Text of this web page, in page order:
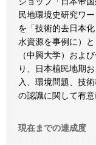
民地環境史研究ワ
を「技術的去日本
水資源を事例に）
（中興大学）およ
り、日本植民地期
入、環境問題、技
の認識に関して有意
現在までの達成度